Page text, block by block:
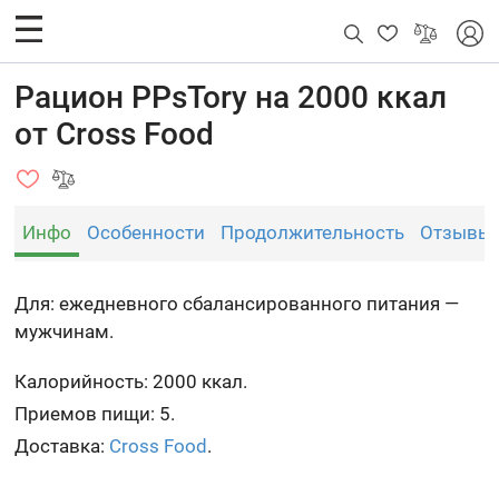
Рацион PPsTory на 2000 ккал
от Cross Food
Инфо Особенности Продолжительность Отзывы
Для: ежедневного сбалансированного питания —
мужчинам.
Калорийность: 2000 ккал.
Приемов пищи: 5.
Доставка: Cross Food .